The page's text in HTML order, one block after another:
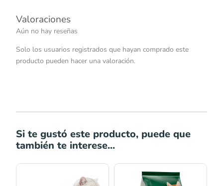
Valoraciones
Aún no hay reseñas
Solo los usuarios registrados que hayan comprado este
producto pueden hacer una valoración.
Si te gustó este producto, puede que
también te interese...
de
de